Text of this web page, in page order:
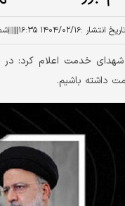
تاریخ انتشار :۱۴۰۴/۰۲/۱۶ ۱۶:۳۵
داشته باشیم.